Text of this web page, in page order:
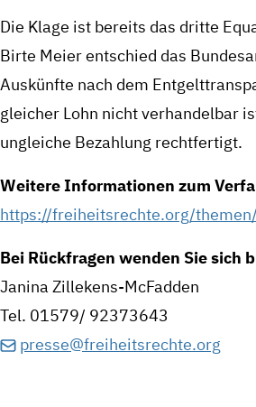
Die Klage ist bereits das dritte
Birte Meier entschied das
Auskünfte nach dem
gleicher Lohn nicht verhandelbar
ungleiche Bezahlung rechtfertigt.
Weitere Informationen zum
https://freiheitsrechte.org/
Bei Rückfragen wenden Sie sich
Janina Zillekens-McFadden
Tel. 01579/ 92373643
presse@freiheitsrechte.org